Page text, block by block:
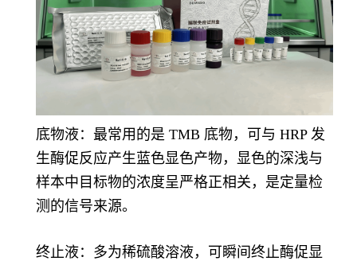
底物液：最常用的是 TMB 底物，可与 HRP 发
生酶促反应产生蓝色显色产物，显色的深浅与
样本中目标物的浓度呈严格正相关，是定量检
测的信号来源。
终止液：多为稀硫酸溶液，可瞬间终止酶促显